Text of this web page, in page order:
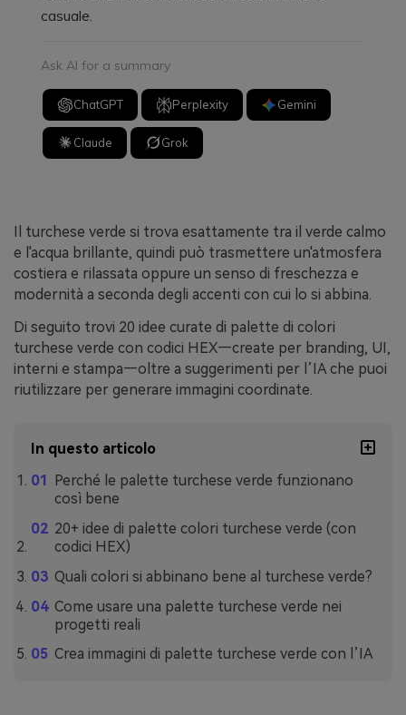
casuale.
Ask AI for a summary
ChatGPT Perplexity Gemini
Claude Grok
Il turchese verde si trova esattamente tra il verde calmo
e l'acqua brillante, quindi può trasmettere un'atmosfera
costiera e rilassata oppure un senso di freschezza e
modernità a seconda degli accenti con cui lo si abbina.
Di seguito trovi 20 idee curate di palette di colori
turchese verde con codici HEX—create per branding, UI,
interni e stampa—oltre a suggerimenti per l’IA che puoi
riutilizzare per generare immagini coordinate.
In questo articolo
Perché le palette turchese verde funzionano
così bene
20+ idee di palette colori turchese verde (con
codici HEX)
Quali colori si abbinano bene al turchese verde?
Come usare una palette turchese verde nei
progetti reali
Crea immagini di palette turchese verde con l’IA